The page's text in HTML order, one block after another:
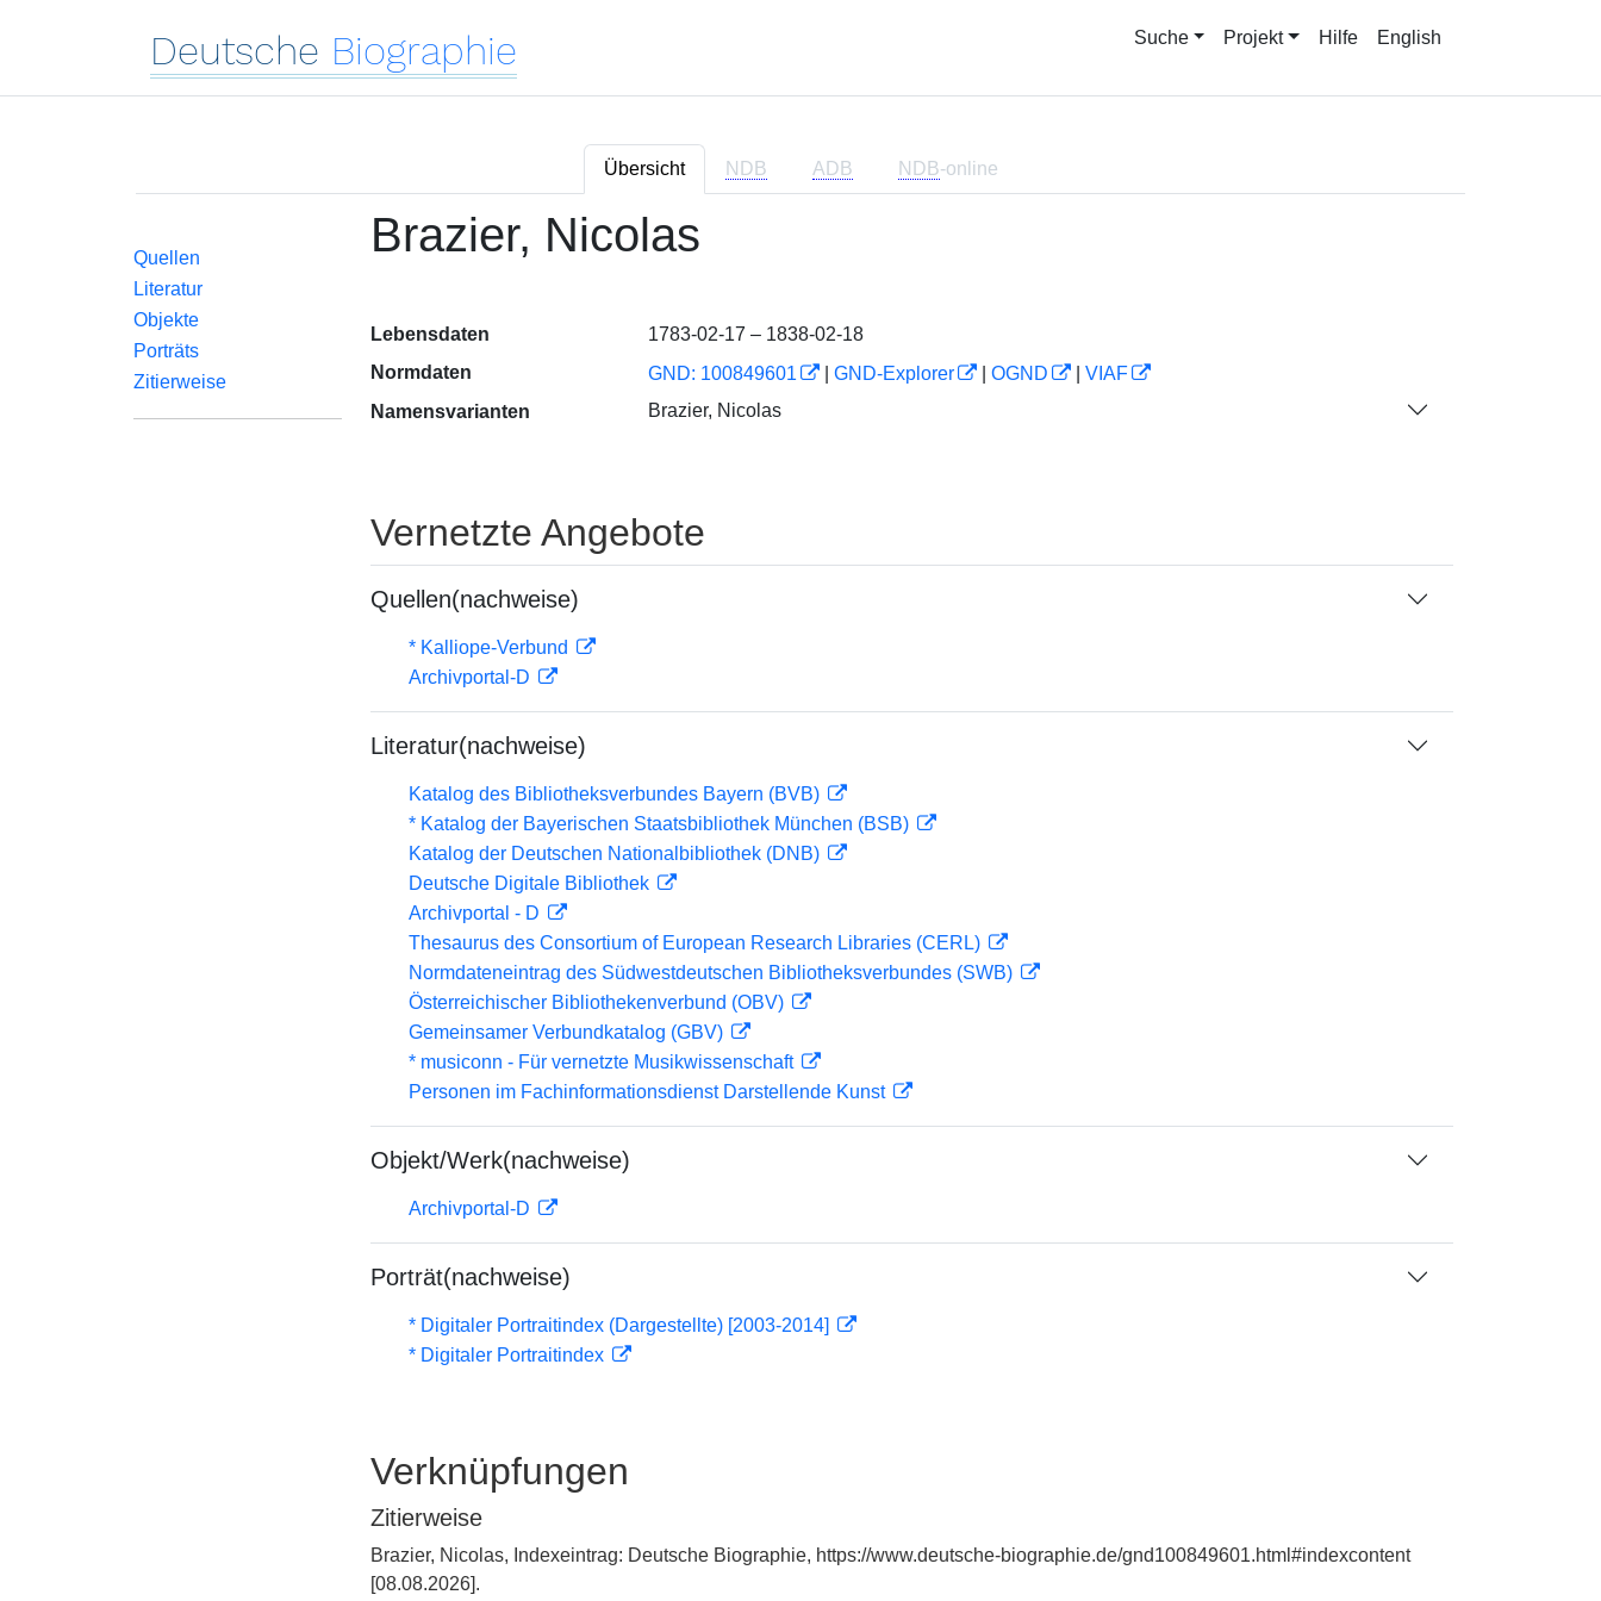
Deutsche Biographie Suche Projekt Hilfe English
Übersicht NDB ADB NDB-online
Quellen
Literatur
Objekte
Porträts
Zitierweise
Brazier, Nicolas
Lebensdaten
1783-02-17 – 1838-02-18
Normdaten
GND: 100849601 GND-Explorer OGND
VIAF
Namensvarianten
Brazier, Nicolas
Vernetzte Angebote
Quellen(nachweise)
* Kalliope-Verbund
Archivportal-D
Literatur(nachweise)
Katalog des Bibliotheksverbundes Bayern (BVB)
* Katalog der Bayerischen Staatsbibliothek München (BSB)
Katalog der Deutschen Nationalbibliothek (DNB)
Deutsche Digitale Bibliothek
Archivportal - D
Thesaurus des Consortium of European Research Libraries (CERL)
Normdateneintrag des Südwestdeutschen Bibliotheksverbundes (SWB)
Österreichischer Bibliothekenverbund (OBV)
Gemeinsamer Verbundkatalog (GBV)
* musiconn - Für vernetzte Musikwissenschaft
Personen im Fachinformationsdienst Darstellende Kunst
Objekt/Werk(nachweise)
Archivportal-D
Porträt(nachweise)
* Digitaler Portraitindex (Dargestellte) [2003-2014]
* Digitaler Portraitindex
Verknüpfungen
Zitierweise
Brazier, Nicolas, Indexeintrag: Deutsche Biographie, https://www.deutsche-biographie.de/gnd100849601.html#indexcontent
[08.08.2026].